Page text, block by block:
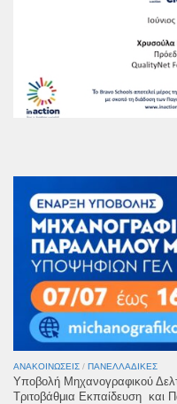
ΑΝΑΚΟΙΝΏΣΕΙΣ / ΠΑΝΕΛΛΑΔΙΚΈΣ
Υποβολή Μηχανογραφικού
Τριτοβάθμια Εκπαίδευση και